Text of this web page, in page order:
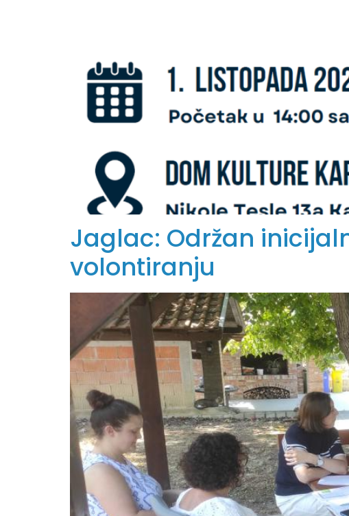
Jaglac: Održan
volontiranju